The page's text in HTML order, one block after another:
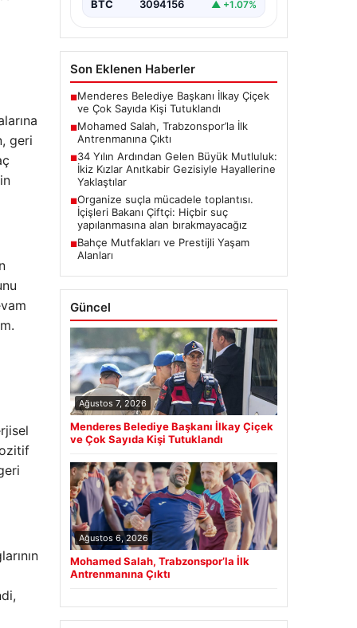
geri
BTC 3094156 ▲ +1.07%
Son Eklenen Haberler
■Menderes Belediye Başkanı İlkay Çiçek
ve Çok Sayıda Kişi Tutuklandı
■Mohamed Salah, Trabzonspor’la İlk
Antrenmanına Çıktı
■34 Yılın Ardından Gelen Büyük Mutluluk:
İkiz Kızlar Anıtkabir Gezisiyle Hayallerine
Yaklaştılar
■Organize suçla mücadele toplantısı.
İçişleri Bakanı Çiftçi: Hiçbir suç
yapılanmasına alan bırakmayacağız
■Bahçe Mutfakları ve Prestijli Yaşam
Alanları
Güncel
Ağustos 7, 2026
Menderes Belediye Başkanı İlkay Çiçek
ve Çok Sayıda Kişi Tutuklandı
Ağustos 6, 2026
Mohamed Salah, Trabzonspor’la İlk
Antrenmanına Çıktı